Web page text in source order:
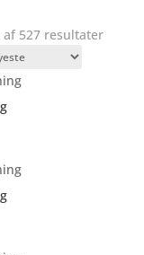
af 527 resultaterSorteret